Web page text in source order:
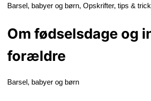
Barsel, babyer og børn, Opskrifter, tips &
Om fødselsdage og
forældre
Barsel, babyer og børn